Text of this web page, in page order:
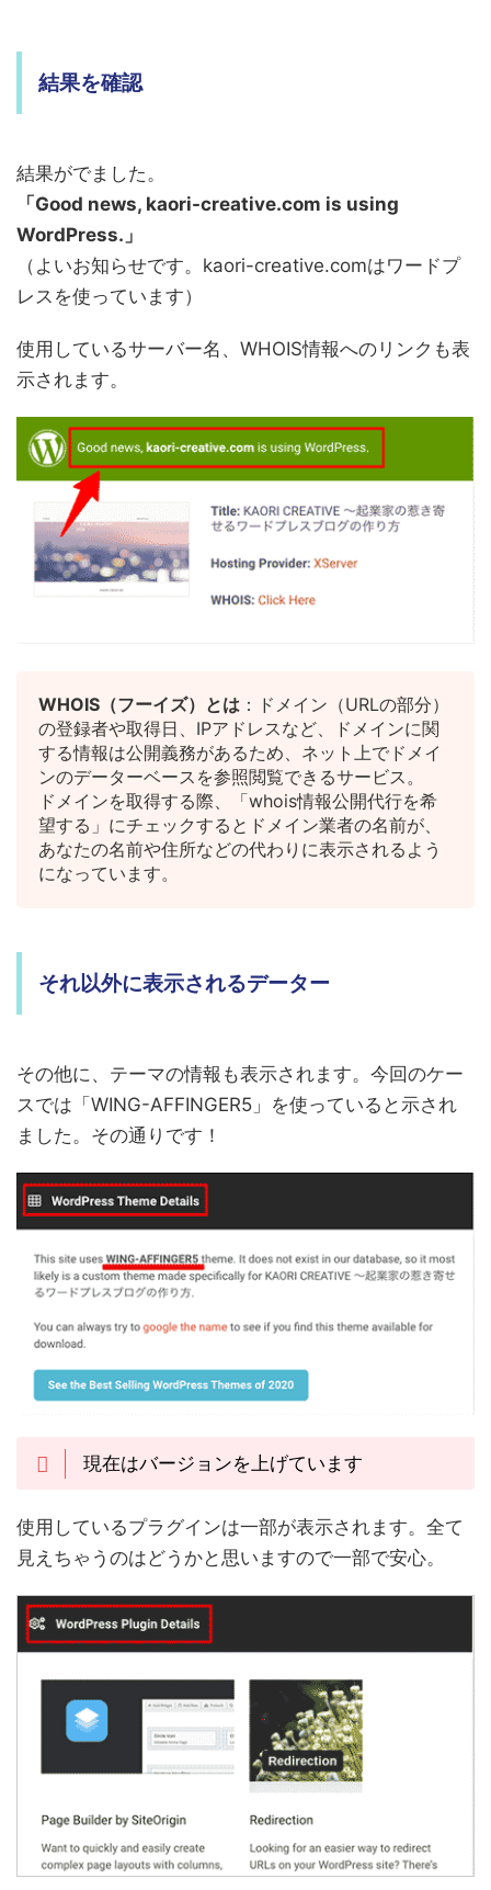
結果を確認
結果がでました。
「Good news, kaori-creative.com is using
WordPress.」
（よいお知らせです。kaori-creative.comはワードプ
レスを使っています）
使用しているサーバー名、WHOIS情報へのリンクも表
示されます。
WHOIS（フーイズ）とは ：ドメイン（URLの部分）
の登録者や取得日、IPアドレスなど、ドメインに関
する情報は公開義務があるため、ネット上でドメイ
ンのデーターベースを参照閲覧できるサービス。
ドメインを取得する際、「whois情報公開代行を希
望する」にチェックするとドメイン業者の名前が、
あなたの名前や住所などの代わりに表示されるよう
になっています。
それ以外に表示されるデーター
その他に、テーマの情報も表示されます。今回のケー
スでは「WING-AFFINGER5」を使っていると示され
ました。その通りです！
現在はバージョンを上げています
使用しているプラグインは一部が表示されます。全て
見えちゃうのはどうかと思いますので一部で安心。